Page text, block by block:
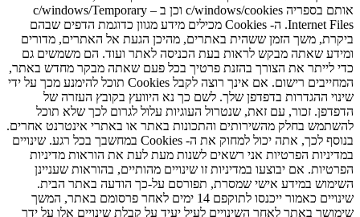
אותם בספריה c/windows/cookies וכן ב – c/windows/Temporary
Internet Files. ה- Cookies מכילים מידע מגוון כדוגמת הדפים שבהם
ביקרת, משך הזמן ששהית באתרים, מהיכן הגעת אל האתרים, מדורים
ומידע שאתה מבקש לראות בעת הכניסה לאתר ועוד. הם משמשים גם
כדי לייתר את הצורך בהזנת פרטיך בכל פעם שאתה מבקר מחדש באתר,
המחייבים רישום. אם אינך רוצה לקבל Cookies תוכל להימנע מכך על ידי
שינוי ההגדרות בדפדפן שלך. לשם כך נא היוועץ בקובץ העזרה של
הדפדפן. זכור, עם זאת, שנטרול העוגיות עלול לגרום לכך שלא תוכל
להשתמש בחלק מהשירותים והתכונות באתר או באתרי אינטרנט אחרים.
בנוסף לכך, אתה יכול למחוק את ה- Cookies במחשבך בכל רגע. שינויים
במדיניות הפרטיות אני רשאים לשנות מעת לעת את הוראות מדיניות
הפרטיות. אם יבוצעו במדיניות זו שינויים מהותיים, בהוראות שעניינן
השימוש במידע אישי שמסרת, תפורסם על-כך הודעה באתר הבית.
שינויים כאמור ייכנסו לתוקפם 14 ימים לאחר פרסומם באתר, המשך
שימושך באתר לאחר השינויים לעיל יעיד על קבלת שינויים אלו על ידך